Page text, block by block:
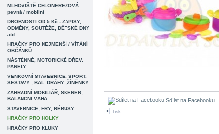
MLHOVIŠTĚ CELONEREZOVÁ
pevná / mobilní
DROBNOSTI OD 5 Kč - ZÁPISY,
ODMĚNY, SOUTĚŽE, DĚTSKÉ DNY
atd.
HRAČKY PRO NEJMENŠÍ / VÍTÁNÍ
OBČÁNKŮ
NÁSTĚNNÉ, MOTORICKÉ DŘEV.
PANELY
VENKOVNÍ STAVEBNICE, SPORT.
SESTAVY , BAL. DRÁHY ,ŽÍNĚNKY
ZAHRADNÍ MOBILIÁŘ, SKENER,
BALANČNÍ VÁHA
STAVEBNICE, HRY, RÉBUSY
HRAČKY PRO HOLKY
HRAČKY PRO KLUKY
Sdílet na Facebooku
Tisk